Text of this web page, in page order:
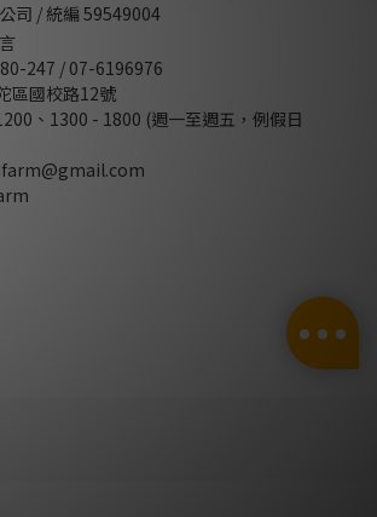
司 / 統編 59549004
247 / 07-6196976
區國校路12號
、1300 - 1800 (週一至週五，例假日